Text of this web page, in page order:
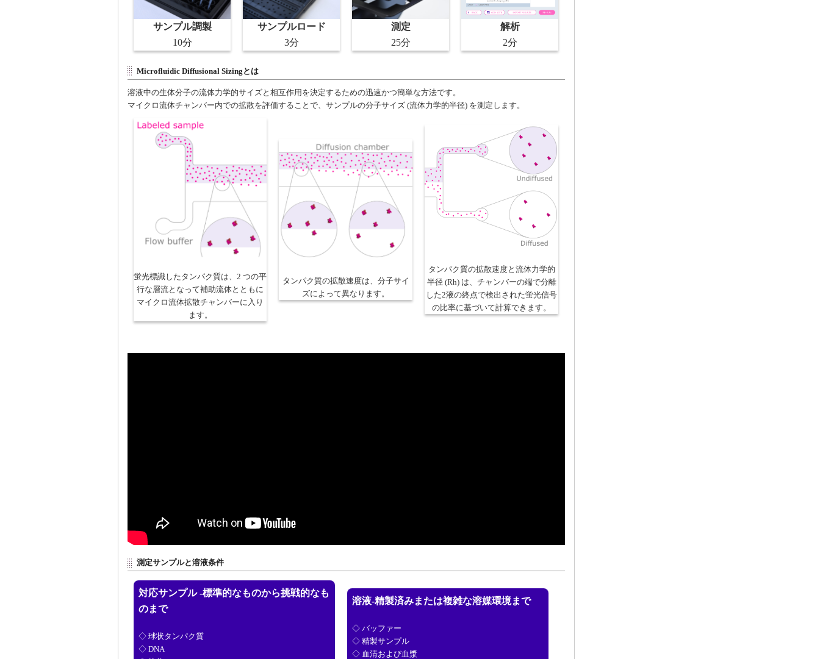
サンプル調製
10分
サンプルロード
3分
測定
25分
解析
2分
Microfluidic Diffusional Sizingとは
溶液中の生体分子の流体力学的サイズと相互作用を決定するための迅速かつ簡単な方法です。
マイクロ流体チャンバー内での拡散を評価することで、サンプルの分子サイズ (流体力学的半径) を測定します。
蛍光標識したタンパク質は、2 つの平
行な層流となって補助流体とともに
マイクロ流体拡散チャンバーに入り
ます。
タンパク質の拡散速度は、分子サイ
ズによって異なります。
タンパク質の拡散速度と流体力学的
半径 (Rh) は、チャンバーの端で分離
した2液の終点で検出された蛍光信号
の比率に基づいて計算できます。
測定サンプルと溶液条件
対応サンプル -標準的なものから挑戦的なも
のまで
◇ 球状タンパク質
◇ DNA
溶液-精製済みまたは複雑な溶媒環境まで
◇ バッファー
◇ 精製サンプル
◇ 血清および血漿